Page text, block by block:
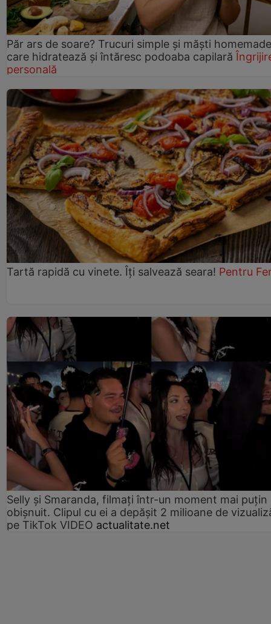
Păr ars de soare? Trucuri simple și măști homemade
care hidratează și întăresc podoaba capilară
personală
Tartă rapidă cu vinete. Îți salvează seara! Pentru
Selly și Smaranda, filmați într-un moment mai puțin
obișnuit. Clipul cu ei a depășit 2 milioane de
pe TikTok VIDEO actualitate.net